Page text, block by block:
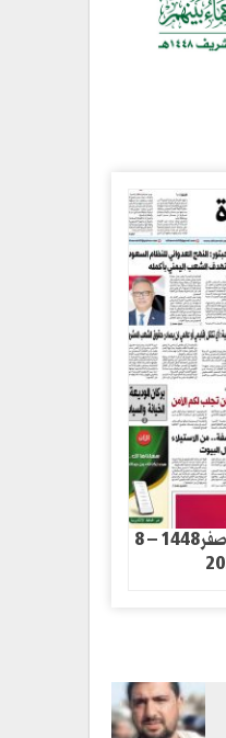
صحيفة الثورة السبت 25 صفر1448 – 8